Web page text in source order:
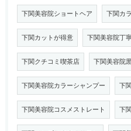
下関美容院ショートヘア 下関カ
下関カットが得意 下関美容院丁
下関クチコミ喫茶店 下関美容院
下関美容院カラーシャンプー 下
下関美容院コスメストレート 下